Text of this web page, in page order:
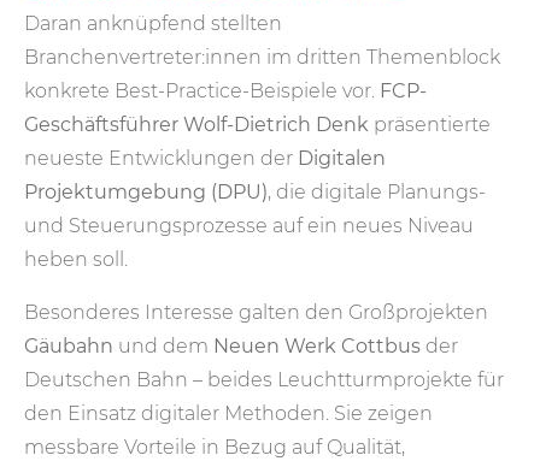
Daran anknüpfend stellten
Branchenvertreter:innen im dritten Themenblock
konkrete Best-Practice-Beispiele vor. FCP-
Geschäftsführer Wolf-Dietrich Denk präsentierte
neueste Entwicklungen der Digitalen
Projektumgebung (DPU), die digitale Planungs-
und Steuerungsprozesse auf ein neues Niveau
heben soll.
Besonderes Interesse galten den Großprojekten
Gäubahn und dem Neuen Werk Cottbus der
Deutschen Bahn – beides Leuchtturmprojekte für
den Einsatz digitaler Methoden. Sie zeigen
messbare Vorteile in Bezug auf Qualität,